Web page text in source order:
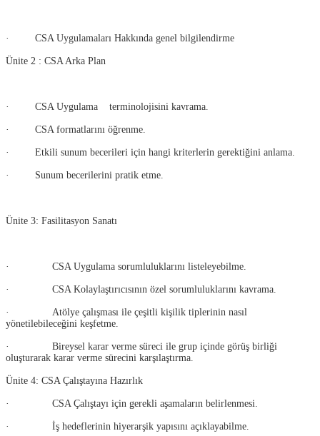
· CSA Uygulamaları Hakkında genel bilgilendirme
Ünite 2 : CSA Arka Plan
· CSA Uygulama terminolojisini kavrama.
· CSA formatlarını öğrenme.
· Etkili sunum becerileri için hangi kriterlerin gerektiğini anlama.
· Sunum becerilerini pratik etme.
Ünite 3: Fasilitasyon Sanatı
· CSA Uygulama sorumluluklarını listeleyebilme.
· CSA Kolaylaştırıcısının özel sorumluluklarını kavrama.
· Atölye çalışması ile çeşitli kişilik tiplerinin nasıl
yönetilebileceğini keşfetme.
· Bireysel karar verme süreci ile grup içinde görüş birliği
oluşturarak karar verme sürecini karşılaştırma.
Ünite 4: CSA Çalıştayına Hazırlık
· CSA Çalıştayı için gerekli aşamaların belirlenmesi.
· İş hedeflerinin hiyerarşik yapısını açıklayabilme.